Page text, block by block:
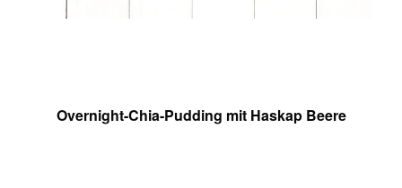
Overnight-Chia-Pudding mit Haskap Beere